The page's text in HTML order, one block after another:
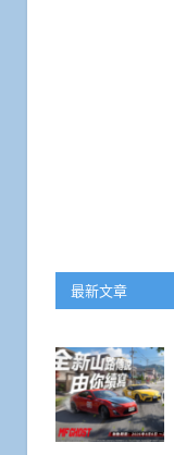
最新文章